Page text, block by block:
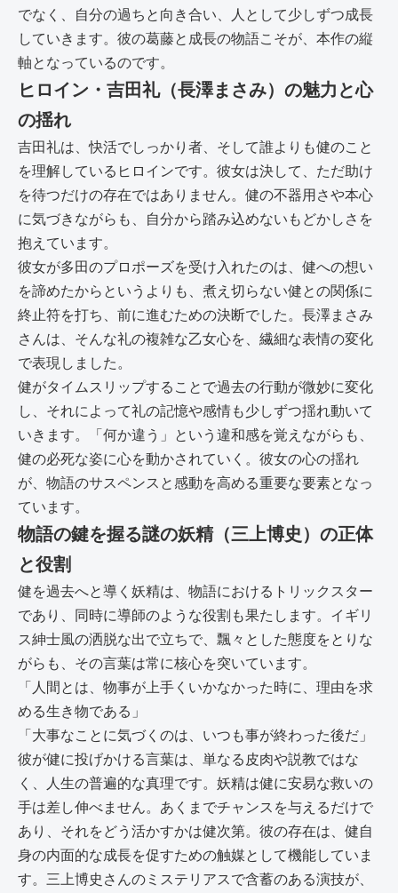
でなく、自分の過ちと向き合い、人として少しずつ成長
していきます。彼の葛藤と成長の物語こそが、本作の縦
軸となっているのです。
ヒロイン・吉田礼（長澤まさみ）の魅力と心
の揺れ
吉田礼は、快活でしっかり者、そして誰よりも健のこと
を理解しているヒロインです。彼女は決して、ただ助け
を待つだけの存在ではありません。健の不器用さや本心
に気づきながらも、自分から踏み込めないもどかしさを
抱えています。
彼女が多田のプロポーズを受け入れたのは、健への想い
を諦めたからというよりも、煮え切らない健との関係に
終止符を打ち、前に進むための決断でした。長澤まさみ
さんは、そんな礼の複雑な乙女心を、繊細な表情の変化
で表現しました。
健がタイムスリップすることで過去の行動が微妙に変化
し、それによって礼の記憶や感情も少しずつ揺れ動いて
いきます。「何か違う」という違和感を覚えながらも、
健の必死な姿に心を動かされていく。彼女の心の揺れ
が、物語のサスペンスと感動を高める重要な要素となっ
ています。
物語の鍵を握る謎の妖精（三上博史）の正体
と役割
健を過去へと導く妖精は、物語におけるトリックスター
であり、同時に導師のような役割も果たします。イギリ
ス紳士風の洒脱な出で立ちで、飄々とした態度をとりな
がらも、その言葉は常に核心を突いています。
「人間とは、物事が上手くいかなかった時に、理由を求
める生き物である」
「大事なことに気づくのは、いつも事が終わった後だ」
彼が健に投げかける言葉は、単なる皮肉や説教ではな
く、人生の普遍的な真理です。妖精は健に安易な救いの
手は差し伸べません。あくまでチャンスを与えるだけで
あり、それをどう活かすかは健次第。彼の存在は、健自
身の内面的な成長を促すための触媒として機能していま
す。三上博史さんのミステリアスで含蓄のある演技が、